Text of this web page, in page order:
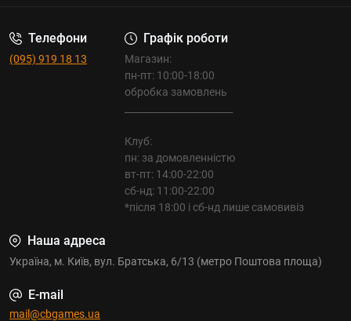
Телефони
(095) 919 18 13
Графік роботи
Магазин:
пн-пт: 10:00-18:00
обробка замовлень
Клуб:
пн: за домовленністю
вт-пт: 14:00-22:00
сб-нд: 11:00-22:00
*після 18:00 і сб-нд лише самовивіз
Наша адреса
Україна, м. Київ, вул. Братська, 6/13 (метро Поштова площа)
E-mail
mail@cbgames.ua